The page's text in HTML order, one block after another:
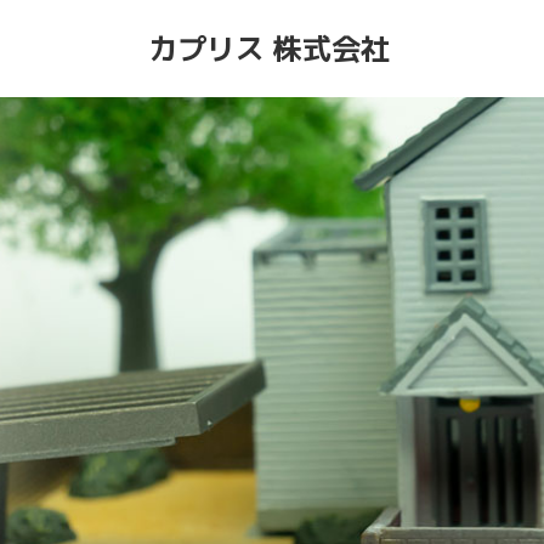
カプリス 株式会社